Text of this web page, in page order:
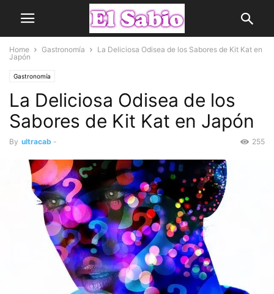
Home Gastronomía
La Deliciosa Odisea de los Sabores de Kit Kat en
Japón
Gastronomía
La Deliciosa Odisea de los
Sabores de Kit Kat en Japón
By ultracab - 255